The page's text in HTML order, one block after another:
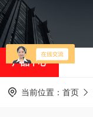
产品中心
当前位置： 首页